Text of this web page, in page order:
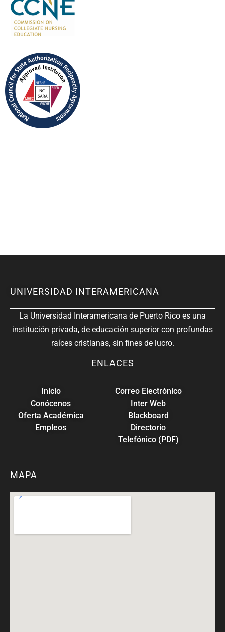
UNIVERSIDAD INTERAMERICANA
La Universidad Interamericana de Puerto Rico es una
institución privada, de educación superior con profundas
raíces cristianas, sin fines de lucro.
ENLACES
Inicio
Conócenos
Oferta Académica
Empleos
Correo Electrónico
Inter Web
Blackboard
Directorio
Telefónico (PDF)
MAPA